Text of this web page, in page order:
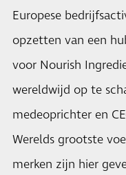
Europese
opzetten van een
voor Nourish
wereldwijd op te
medeoprichter en
Werelds grootste
merken zijn hier